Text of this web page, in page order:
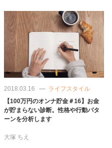
2018.03.16
ライフスタイル
【100万円のオンナ貯金＃16】お金
が貯まらない診断。性格や行動パタ
ーンを分析します
大塚 ちえ